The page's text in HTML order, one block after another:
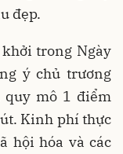
đẹp.
trong Ngày
ý chủ trương
quy mô 1 điểm
Kinh phí thực
hội hóa và các